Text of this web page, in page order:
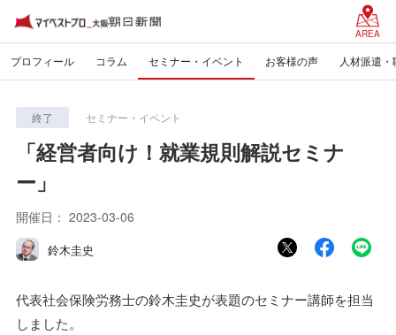
AREA
プロフィール コラム セミナー・イベント お客様の声 人材派遣
終了 セミナー・イベント
「経営者向け！就業規則解説セミナ
ー」
開催日： 2023-03-06
鈴木圭史
代表社会保険労務士の鈴木圭史が表題のセミナー講師を担当
しました。